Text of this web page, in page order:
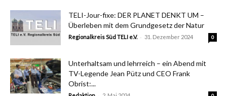
TELI-Jour-fixe: DER PLANET DENKT UM –
Überleben mit dem Grundgesetz der Natur
Regionalkreis Süd TELI e.V. - 31. Dezember 2024 0
Unterhaltsam und lehrreich – ein Abend mit
TV-Legende Jean Pütz und CEO Frank
Obrist:...